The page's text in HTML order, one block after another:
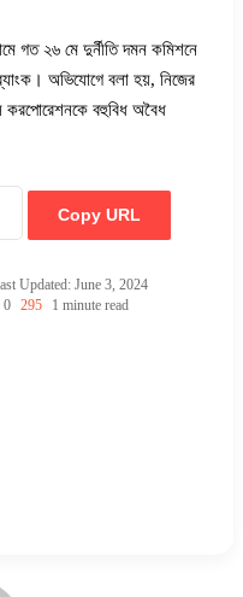
গত ২৬ মে দুর্নীতি দমন কমিশনে
অভিযোগে বলা হয়, নিজের
করপোরেশনকে বহুবিধ অবৈধ
Copy URL
Updated: June 3, 2024
0 295 1 minute read